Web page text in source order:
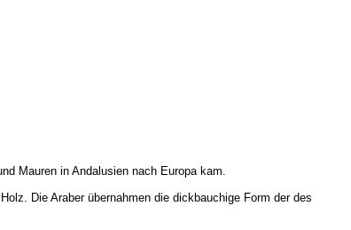
Mauren in Andalusien nach Europa kam.
Die Araber übernahmen die dickbauchige Form der des